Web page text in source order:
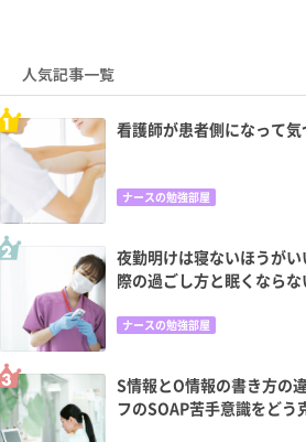
人気記事一覧
看護師が患者側になって気
ナースの勉強部屋
夜勤明けは寝ないほうが
際の過ごし方と眠くなら
ナースの勉強部屋
S情報とO情報の書き方の
フのSOAP苦手意識をどう